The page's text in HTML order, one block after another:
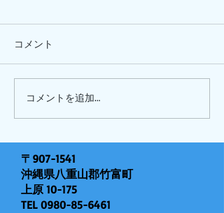
ピナイ半日+釣りツアー
コメント
コメントを追加…
〒907-1541
沖縄県八重山郡竹富町
上原 10-175
TEL 0980-85-6461